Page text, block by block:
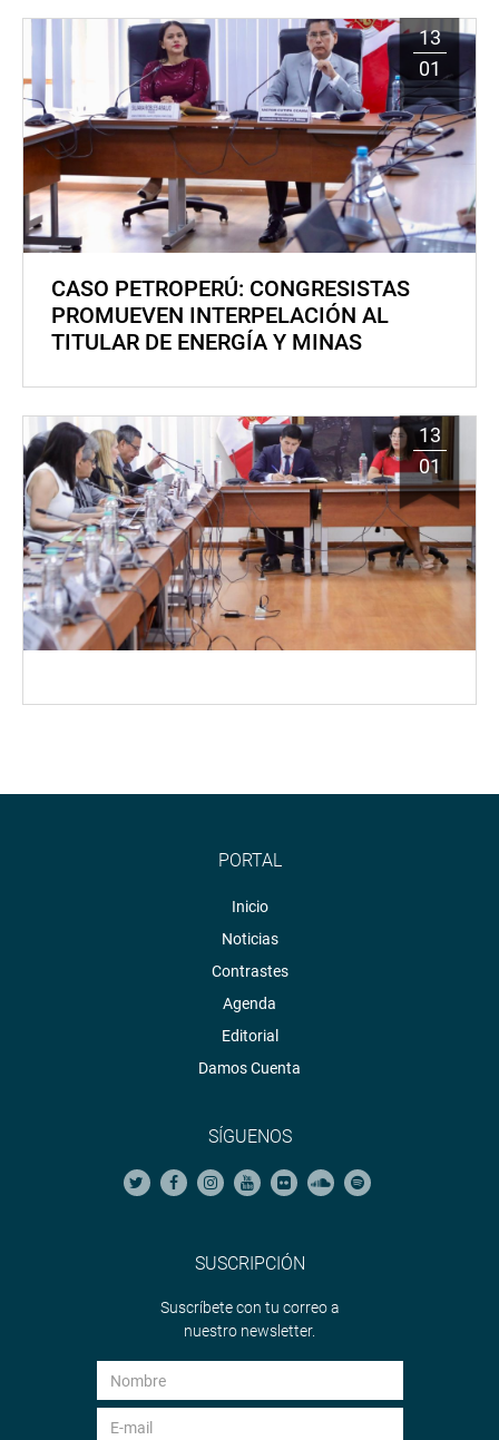
13
01
CASO PETROPERÚ: CONGRESISTAS
PROMUEVEN INTERPELACIÓN AL
TITULAR DE ENERGÍA Y MINAS
13
01
PORTAL
Inicio
Noticias
Contrastes
Agenda
Editorial
Damos Cuenta
SÍGUENOS
SUSCRIPCIÓN
Suscríbete con tu correo a
nuestro newsletter.